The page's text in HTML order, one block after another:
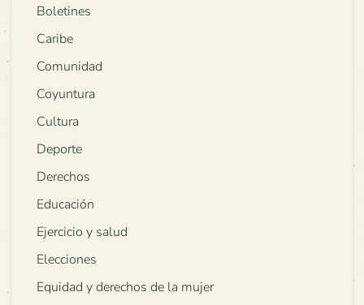
Boletines
Caribe
Comunidad
Coyuntura
Cultura
Deporte
Derechos
Educación
Ejercicio y salud
Elecciones
Equidad y derechos de la mujer